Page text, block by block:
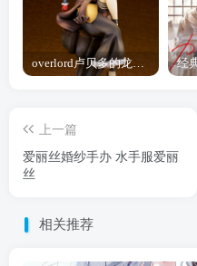
上一篇
爱丽丝婚纱手办 水手服爱丽
丝
相关推荐